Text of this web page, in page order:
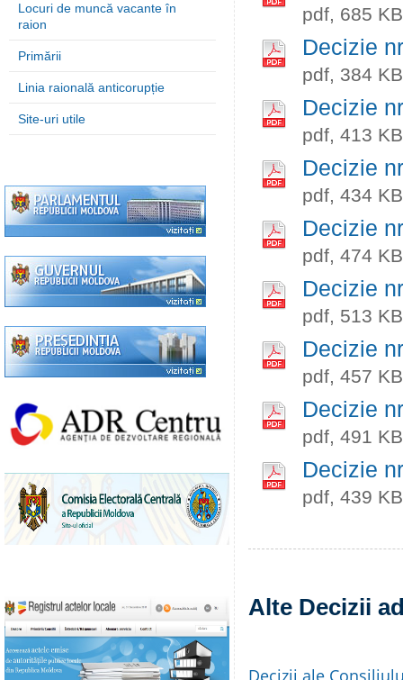
Locuri de muncă vacante în
raion
Primării
Linia raională anticorupție
Site-uri utile
pdf, 685 KB
Decizie
pdf, 384 KB
Decizie
pdf, 413 KB
Decizie
pdf, 434 KB
Decizie
pdf, 474 KB
Decizie
pdf, 513 KB
Decizie
pdf, 457 KB
Decizie
pdf, 491 KB
Decizie
pdf, 439 KB
Alte Decizii
Decizii ale